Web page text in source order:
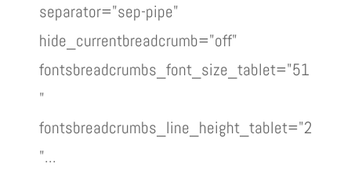
separator="sep-pipe"
hide_currentbreadcrumb="off"
fontsbreadcrumbs_font_size_tablet="51
"
fontsbreadcrumbs_line_height_tablet="2
"...